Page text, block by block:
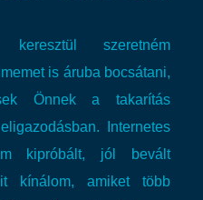
szeretném
is áruba bocsátani,
Önnek a takarítás
Internetes
kipróbált, jól bevált
kínálom, amiket több